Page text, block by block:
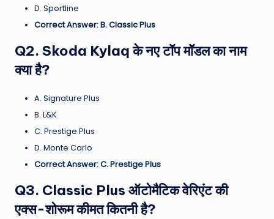
D. Sportline
Correct Answer: B. Classic Plus
Q2. Skoda Kylaq के नए टॉप मॉडल का नाम
क्या है?
A. Signature Plus
B. L&K
C. Prestige Plus
D. Monte Carlo
Correct Answer: C. Prestige Plus
Q3. Classic Plus ऑटोमैटिक वेरिएंट की
एक्स-शोरूम कीमत कितनी है?